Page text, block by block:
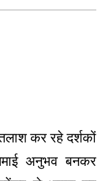
कर रहे दर्शकों
अनुभव बनकर